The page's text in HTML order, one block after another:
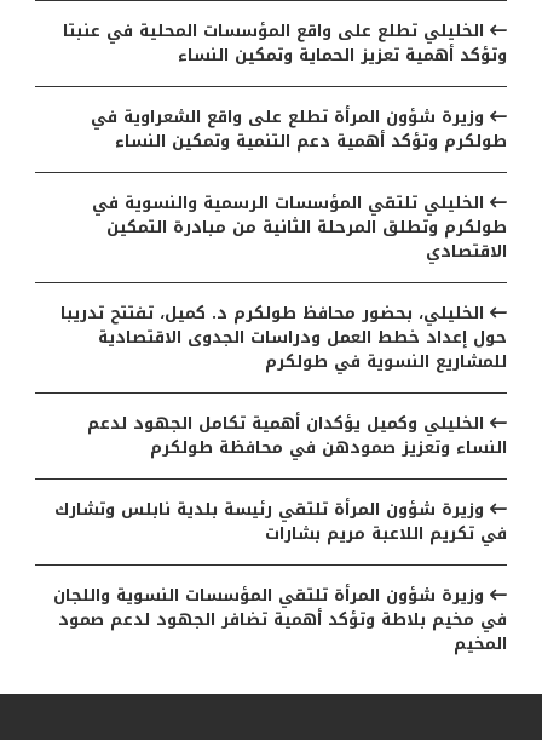
الخليلي تطلع على واقع المؤسسات المحلية في عنبتا
وتؤكد أهمية تعزيز الحماية وتمكين النساء
وزيرة شؤون المرأة تطلع على واقع الشعراوية في
طولكرم وتؤكد أهمية دعم التنمية وتمكين النساء
الخليلي تلتقي المؤسسات الرسمية والنسوية في
طولكرم وتطلق المرحلة الثانية من مبادرة التمكين
الاقتصادي
الخليلي، بحضور محافظ طولكرم د. كميل، تفتتح تدريبا
حول إعداد خطط العمل ودراسات الجدوى الاقتصادية
للمشاريع النسوية في طولكرم
الخليلي وكميل يؤكدان أهمية تكامل الجهود لدعم
النساء وتعزيز صمودهن في محافظة طولكرم
وزيرة شؤون المرأة تلتقي رئيسة بلدية نابلس وتشارك
في تكريم اللاعبة مريم بشارات
وزيرة شؤون المرأة تلتقي المؤسسات النسوية واللجان
في مخيم بلاطة وتؤكد أهمية تضافر الجهود لدعم صمود
المخيم